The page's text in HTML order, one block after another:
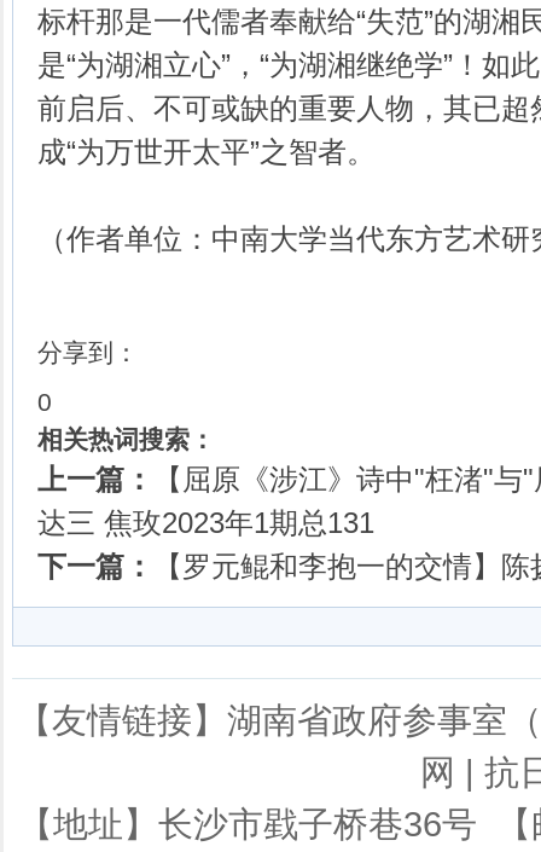
标杆那是一代儒者奉献给“失范”的湖湘
是“为湖湘立心”，“为湖湘继绝学”！如
前启后、不可或缺的重要人物，其已超
成“为万世开太平”之智者。
（作者单位：中南大学当代东方艺术
分享到：
0
相关热词搜索：
上一篇：
【屈原《涉江》诗中"枉渚"
达三 焦玫2023年1期总131
下一篇：
【罗元鲲和李抱一的交情】
【友情链接】 湖南省政府参事室
网 | 抗
【地址】长沙市戥子桥巷36号